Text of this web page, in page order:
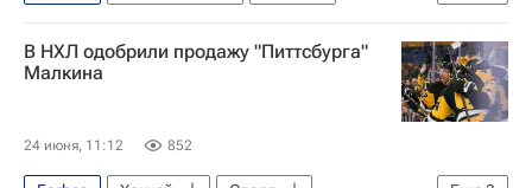
Китай
Microsoft Corporation
Amazon
Саудовская Аравия
В НХЛ одобрили продажу "Питтсбурга"
Малкина
24 июня, 11:12 852